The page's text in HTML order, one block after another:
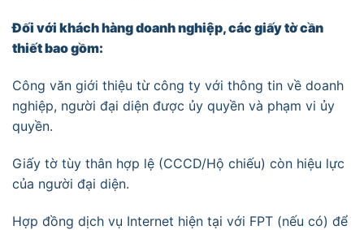
Đối với khách hàng doanh nghiệp, các giấy tờ cần
thiết bao gồm:
Công văn giới thiệu từ công ty với thông tin về doanh
nghiệp, người đại diện được ủy quyền và phạm vi ủy
quyền.
Giấy tờ tùy thân hợp lệ (CCCD/Hộ chiếu) còn hiệu lực
của người đại diện.
Hợp đồng dịch vụ Internet hiện tại với FPT (nếu có) để